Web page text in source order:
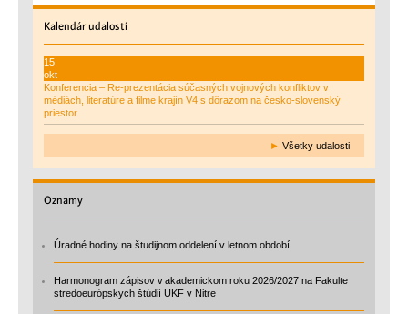
Kalendárudalostí
15
okt
Konferencia – Re-prezentácia súčasných vojnových konfliktov v
médiách, literatúre a filme krajín V4 s dôrazom na česko-slovenský
priestor
► Všetky udalosti
Oznamy
Úradné hodiny na študijnom oddelení v letnom období
Harmonogram zápisov v akademickom roku 2026/2027 na Fakulte
stredoeurópskych štúdií UKF v Nitre